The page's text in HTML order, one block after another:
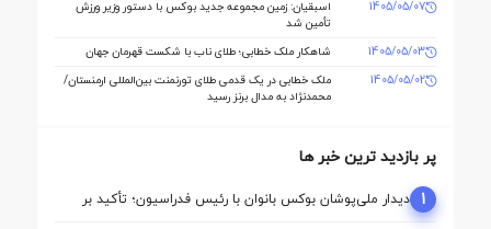
1405/05/07
اسبقیان: زمین مجموعه جدید بوکس با دستور وزیر ورزش
تأمین شد
1405/05/03
شاهکار ملک‌ خطابی؛ طلای ناب با شکست قهرمان جهان
1405/05/02
ملک‌ خطابی در یک قدمی طلای تورنمنت بین‌المللی ارمنستان/
محمدنژاد به مدال برنز رسید
پر بازدید ترین خبر ها
1
دیدار ملی‌پوشان بوکس بانوان با رئیس فدراسیون؛ تأکید بر
حمایت از مسیر آماده‌ سازی برای بازی‌های آسیایی ناگویا